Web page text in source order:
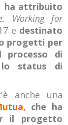
ha attribuito
Working for
e destinato
progetti per
processo di
lo status di
anche una
che ha
il progetto